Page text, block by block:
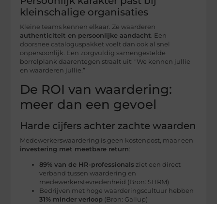
kleinschalige organisaties
Kleine teams kennen elkaar. Ze waarderen
authenticiteit en persoonlijke aandacht. Een
doorsnee cataloguspakket voelt dan ook al snel
onpersoonlijk. Een zorgvuldig samengestelde
borrelplank daarentegen straalt uit: “We kennen jullie
en waarderen jullie.”
De ROI van waardering:
meer dan een gevoel
Harde cijfers achter zachte waarden
Medewerkerswaardering is geen kostenpost, maar een
investering met meetbare return:
89% van de HR-professionals ziet een direct
verband tussen waardering en
medewerkerstevredenheid (Bron: SHRM)
Bedrijven met hoge waarderingscultuur hebben
31% minder verloop (Bron: Gallup)